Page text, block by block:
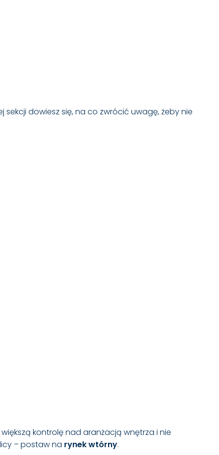
sekcji dowiesz się, na co zwrócić uwagę, żeby nie
kontrolę nad aranżacją wnętrza i nie
– postaw na rynek wtórny.